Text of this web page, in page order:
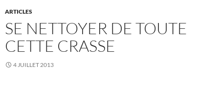
ARTICLES
SE NETTOYER DE TOUTE
CETTE CRASSE
4 JUILLET 2013